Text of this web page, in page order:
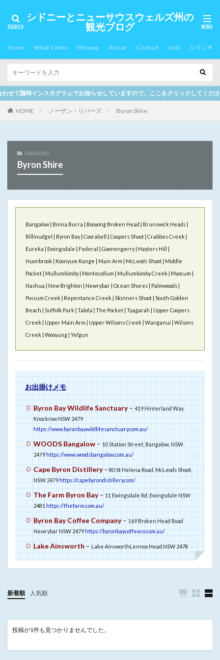
シドニーとニューサウスウェルズ州の
観光ブログ
Home What’s New Sitemap About Contact Link シドニー
知らせしていますので、ここをクリックしてください。
HOME ノーザン・リバーズ Byron Shire
CATEGORY
Byron Shire
Bangalow | Binna Burra | Booyong Broken Head | Brunswick Heads |
Billinudgel | Byron Bay | Coorabell | Coopers Shoot | Crabbes Creek |
Eureka | Ewingsdale | Federal | Goonengerry | Hayters Hill |
Huonbrook | Koonyum Range | Main Arm | McLeods Shoot | Middle
Pocket | Mullumbimby | Montecollum | Mullumbimby Creek | Myocum |
Nashua | New Brighton | Newrybar | Ocean Shores | Palmwoods |
Possum Creek | Repentance Creek | Skinners Shoot | South Golden
Beach | Suffolk Park | Talofa | The Pocket | Tyagarah | Upper Coopers
Creek | Upper Main Arm | Upper Wilsons Creek | Wanganui | Wilsons
Creek | Wooyung | Yelgun
お出掛けメモ
Byron Bay Wildlife Sanctuary–419 Hinterland Way
Knockrow NSW 2479
https://www.byronbaywildlifesanctuary.com.au/
WOODS Bangalow–10 Station Street, Bangalow, NSW
2479https://www.woodsbangalow.com.au/
Cape Byron Distillery–80 St Helena Road, McLeods Shoot,
NSW 2479 https://capebyrondistillery.com/
The Farm Byron Bay–11 Ewingsdale Rd, Ewingsdale NSW
2481https://thefarm.com.au/
Byron Bay Coffee Company–169 Broken Head Road
Newrybar NSW 2479https://byronbaycoffeeco.com.au/
Lake Ainsworth–Lake AinsworthLennox Head NSW 2478
新着順 人気順
投稿が1件も見つかりませんでした。